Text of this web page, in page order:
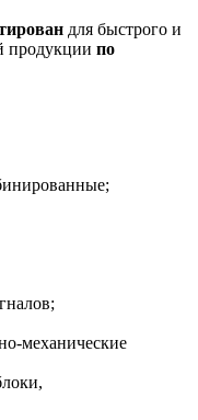
для быстрого и
продукции по
механические